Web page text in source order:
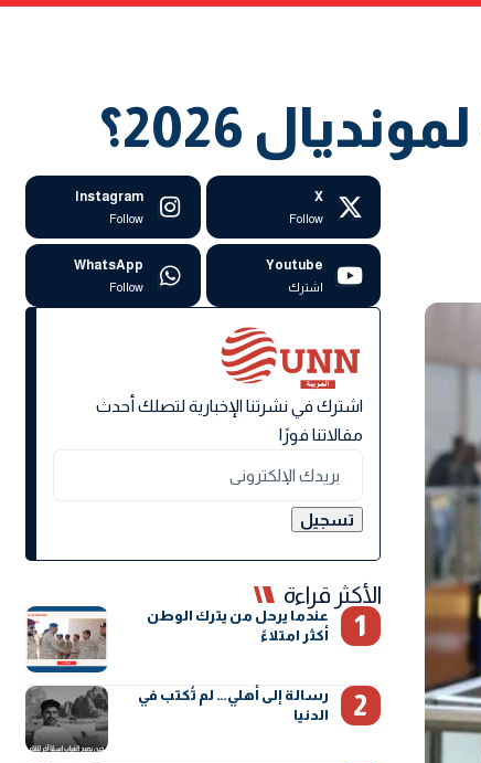
2026؟
X
Follow
Instagram
Follow
Youtube
اشترك
WhatsApp
Follow
اشترك في نشرتنا الإخبارية لتصلك أحدث
مقالاتنا فورًا
الأكثر قراءة
عندما يرحل من يترك الوطن
أكثر امتلاءً
رسالة إلى أهلي… لم تُكتب في
الدنيا